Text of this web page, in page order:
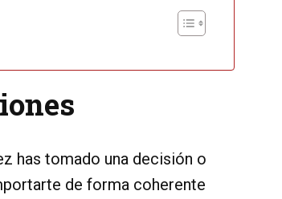
has tomado una decisión o
de forma coherente